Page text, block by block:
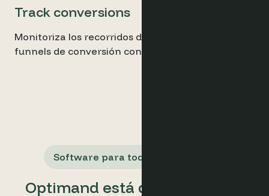
Track conversions
Monitoriza los recorridos de los huéspedes y los
funnels de conversión con datos granulares.
Software para todos los usuarios
Optimand está diseñado para